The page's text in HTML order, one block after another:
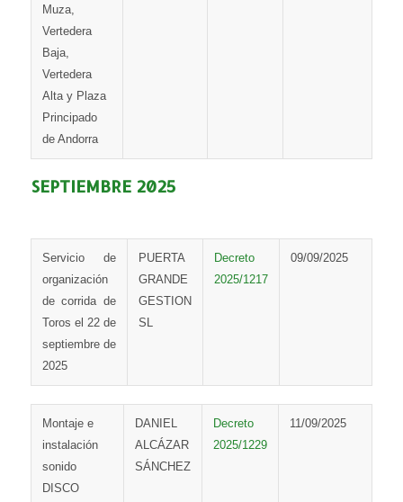
Muza,
Vertedera
Baja,
Vertedera
Alta y Plaza
Principado
de Andorra
SEPTIEMBRE 2025
Servicio de
organización
de corrida de
Toros el 22 de
septiembre de
2025
PUERTA
GRANDE
GESTION
SL
Decreto
2025/1217
09/09/2025
Montaje e
instalación
sonido
DISCO
DANIEL
ALCÁZAR
SÁNCHEZ
Decreto
2025/1229
11/09/2025